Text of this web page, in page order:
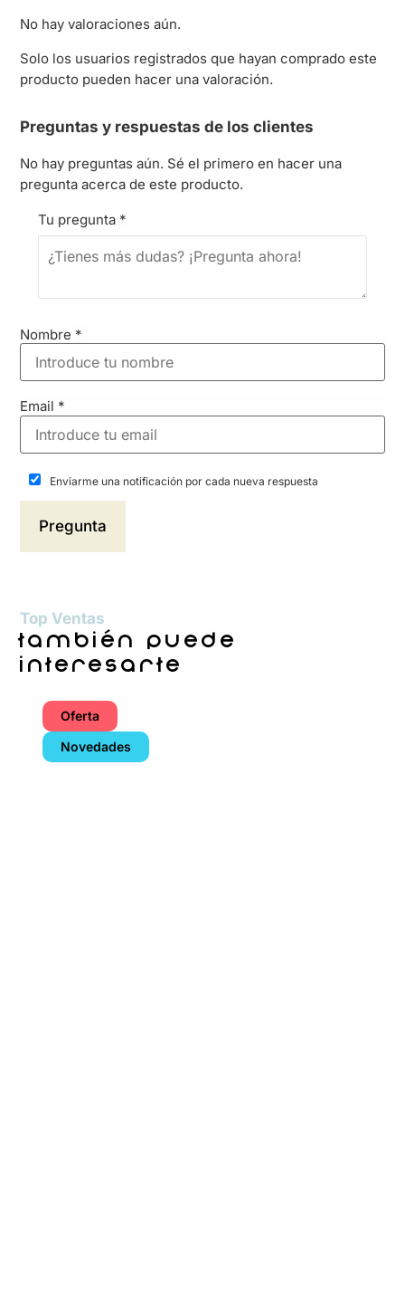
No hay valoraciones aún.
Solo los usuarios registrados que hayan comprado este
producto pueden hacer una valoración.
Preguntas y respuestas de los clientes
No hay preguntas aún. Sé el primero en hacer una
pregunta acerca de este producto.
Tu pregunta *
Nombre *
Email *
Enviarme una notificación por cada nueva respuesta
Top Ventas
también puede
interesarte
Oferta
Novedades